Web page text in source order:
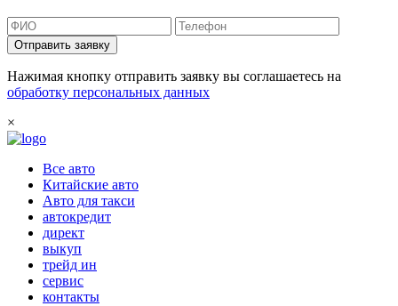
Отправить заявку
Нажимая кнопку отправить заявку вы соглашаетесь на
обработку персональных данных
×
Все авто
Китайские авто
Авто для такси
автокредит
директ
выкуп
трейд ин
сервис
контакты